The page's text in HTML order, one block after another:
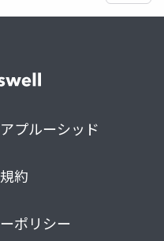
プルーシッド
約
ポリシー